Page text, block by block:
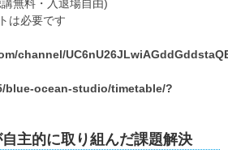
無料・入退場自由)
は必要です
channel/
blue-ocean-studio/timetable/?
主的に取り組んだ課題解決